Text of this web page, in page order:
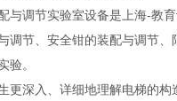
与调节实验室设备是上海-教
调节、安全钳的装配与调节
验。
更深入、详细地理解电梯的